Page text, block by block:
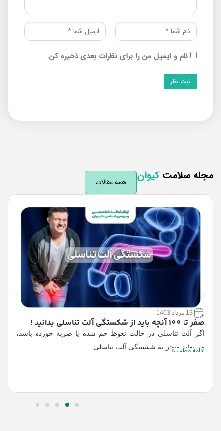
نام و ایمیل من را برای نظرات بعدی ذخیره کن.
سلامتکیوان همه مقالات
13 مرداد 1403
صفر تا 100 آنچه باید از شکستگی آلت تناسلی بدانید !
اگر آلت تناسلی در حالت نعوظ خم شده یا ضربه خورده باشد،
می‌تواند منجر به شکستگی آلت تناسلی…
ادامه مطلب